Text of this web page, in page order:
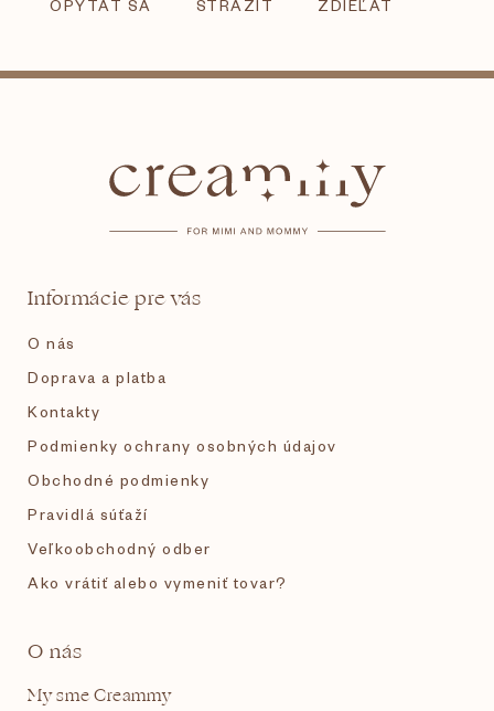
OPÝTAŤ SA STRÁŽIŤ ZDIEĽAŤ
Informácie pre vás
O nás
Doprava a platba
Kontakty
Podmienky ochrany osobných údajov
Obchodné podmienky
Pravidlá súťaží
Veľkoobchodný odber
Ako vrátiť alebo vymeniť tovar?
O nás
My sme Creammy